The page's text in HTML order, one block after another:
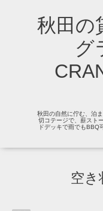
秋田の
グ
秋田の自然に佇む、泊
切コテージで、薪スト
ドデッキで雨でもBBQ
空き